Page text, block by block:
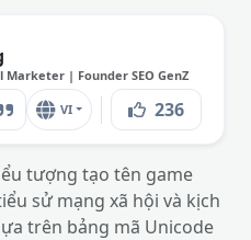
Marketer | Founder SEO GenZ
VI 236
tượng tạo tên game
sử mạng xã hội và kịch
trên bảng mã Unicode